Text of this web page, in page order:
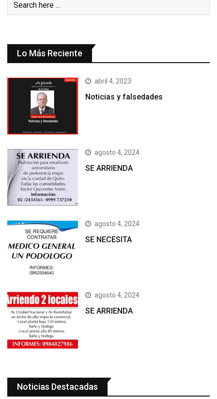
Lo Más Reciente
abril 4, 2023
Noticias y falsedades
agosto 4, 2024
SE ARRIENDA
agosto 4, 2024
SE NECESITA
agosto 4, 2024
SE ARRIENDA
Noticias Destacadas